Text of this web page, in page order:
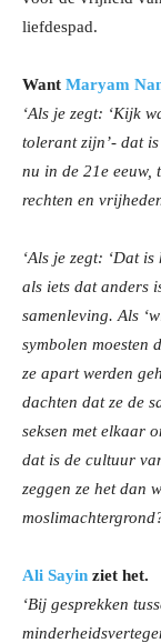
liefdespad.
Want Maryam
‘Als je zegt: ‘Kijk
tolerant zijn’- dat
nu in de 21e eeuw,
rechten en
‘Als je zegt: ‘Dat
als iets dat anders
samenleving. Als
symbolen moesten
ze apart werden
dachten dat ze de
seksen met elkaar
dat is de cultuur
zeggen ze het dan
Ali Sayin ziet het.
‘Bij gesprekken